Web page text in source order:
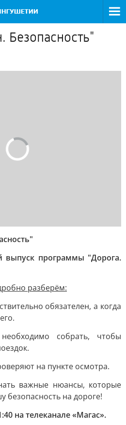
Безопасность"
выпуск программы "Дорога.
разберём:
обязателен, а когда
собрать, чтобы
на пункте осмотра.
важные нюансы, которые
безопасность на дороге!
на телеканале «Магас».